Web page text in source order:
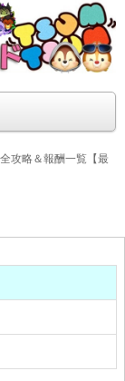
裏ワザ徹底
略サイト！新ツ
るサイトを目指し
攻略＆報酬一覧【最